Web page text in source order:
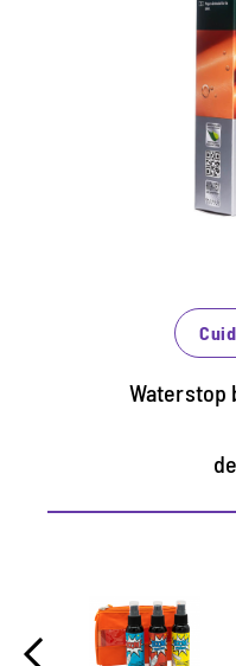
crema
Mantiene
cuero y de
Waterstop